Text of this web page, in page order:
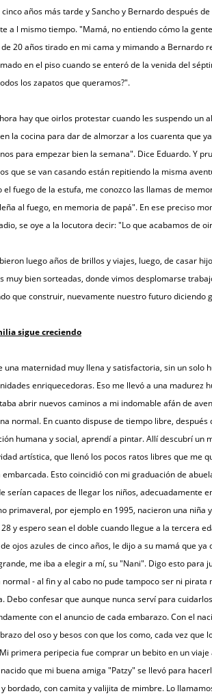
cinco años más tarde y Sancho y Bernardo después
a l mismo tiempo. "Mamá, no entiendo cómo la
20 años tirado en mi cama y mimando a Bernardo
en el piso cuando se enteró de la venida del
los zapatos que queramos?".
hay que oirlos protestar cuando les suspendo un
la cocina para dar de almorzar a los cuarenta que
para empezar bien la semana". Dice Eduardo. Y
que se van casando están repitiendo la misma
el fuego de la estufa, me conozco las llamas de
al fuego, en memoria de papá". En ese preciso
se oye a la locutora decir: "Lo que acabamos de
luego años de brillos y viajes, luego, de casar
muy bien sorteadas, donde vimos desplomarse
que construir, nuevamente nuestro futuro diciendo
sigue creciendo
una maternidad muy llena y satisfactoria, sin un solo
enriquecedoras. Eso me llevó a una madurez
abrir nuevos caminos a mi indomable afán de
normal. En cuanto dispuse de tiempo libre,
humana y social, aprendí a pintar. Allí descubrí un
artística, que llenó los pocos ratos libres que me
embarcada. Esto coincidió con mi graduación de
serían capaces de llegar los niños, adecuadamente
primaveral, por ejemplo en 1995, nacieron una niña
y espero sean el doble cuando llegue a la tercera
ojos azules de cinco años, le dijo a su mamá que
me iba a elegir a mí, su "Nani". Digo esto para
normal - al fin y al cabo no pude tampoco ser ni pirata
Debo confesar que aunque nunca serví para
con el anuncio de cada embarazo. Con el
del oso y besos con que los como, cada vez que
primera peripecia fue comprar un bebito en un viaje
que mi buena amiga "Patzy" se llevó para
bordado, con camita y valijita de mimbre. Lo